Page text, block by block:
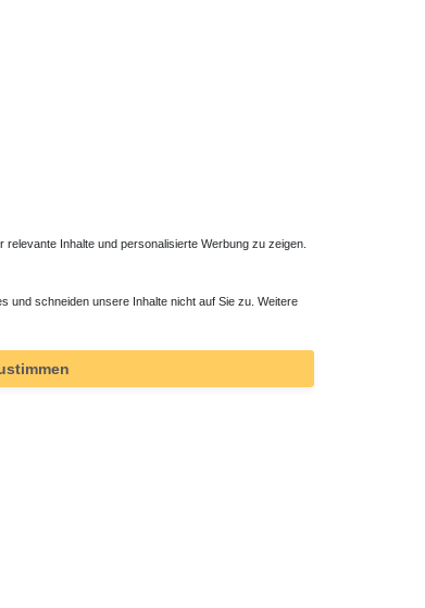
Inhalte und personalisierte Werbung zu zeigen.
und schneiden unsere Inhalte nicht auf Sie zu. Weitere